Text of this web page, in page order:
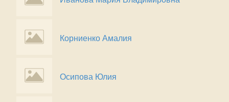
Корниенко Амалия
Осипова Юлия